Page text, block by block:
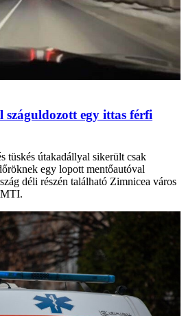
egy ittas férfi
tüskés útakadállyal sikerült csak
egy lopott mentőautóval
déli részén található Zimnicea város
MTI.